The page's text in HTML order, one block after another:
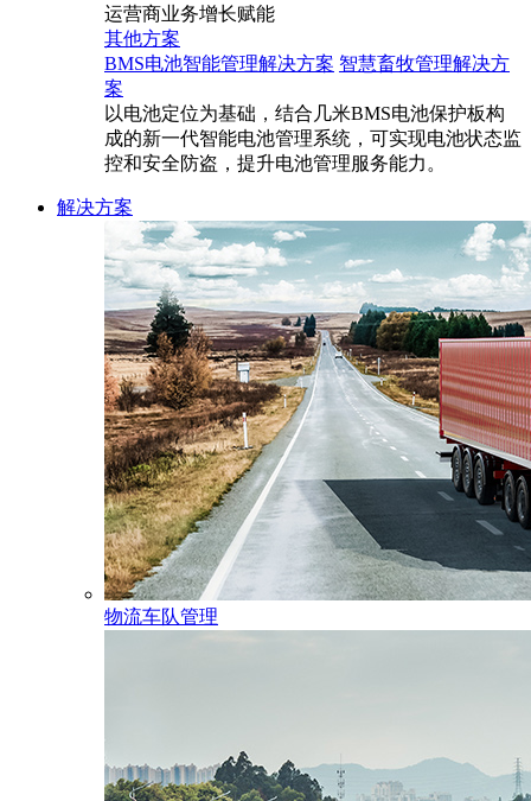
运营商业务增长赋能
其他方案
BMS电池智能管理解决方案 智慧畜牧管理解决方
案
以电池定位为基础，结合几米BMS电池保护板构
成的新一代智能电池管理系统，可实现电池状态监
控和安全防盗，提升电池管理服务能力。
解决方案
物流车队管理